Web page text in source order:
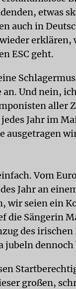
etwas
auch in
erklären,
ESC geht.
Und nein,
aller
Jahr im
ausgetragen
Vom
Jahr an
wir seien ein
die Sängerin
des
jubeln
großen,